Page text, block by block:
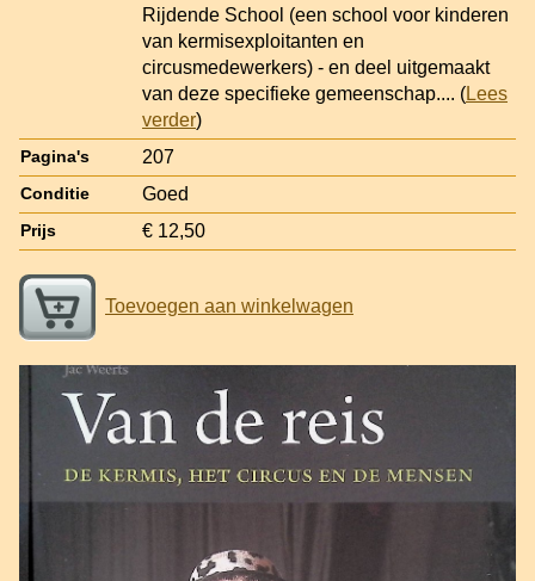
Rijdende School (een school voor kinderen
van kermisexploitanten en
circusmedewerkers) - en deel uitgemaakt
van deze specifieke gemeenschap.... (Lees
verder)
Pagina's 207
Conditie Goed
Prijs € 12,50
Toevoegen aan winkelwagen